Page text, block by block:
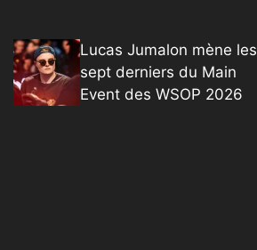
Lucas Jumalon mène les
sept derniers du Main
Event des WSOP 2026